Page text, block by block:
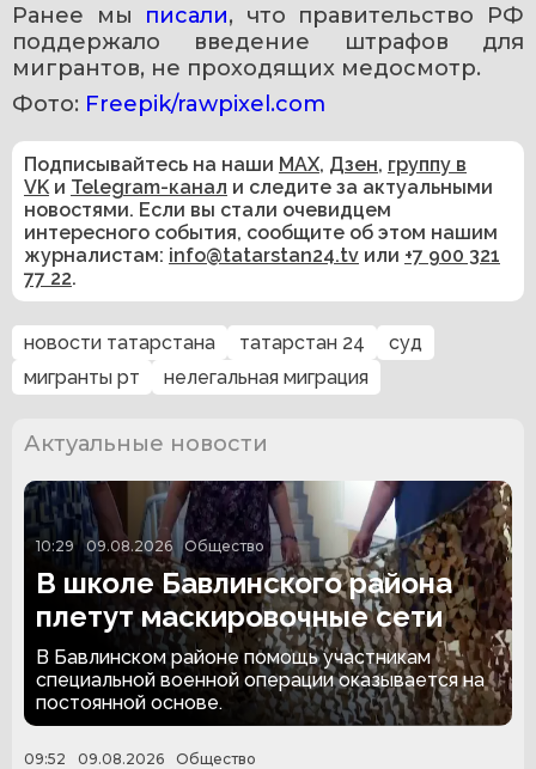
Ранее мы писали, что правительство РФ
поддержало введение штрафов для
мигрантов, не проходящих медосмотр.
Фото: Freepik/rawpixel.com
Подписывайтесь на наши MAX, Дзен, группу в
VK и Telegram-канал и следите за актуальными
новостями. Если вы стали очевидцем
интересного события, сообщите об этом нашим
журналистам: info@tatarstan24.tv или +7 900 321
77 22.
новости татарстана татарстан 24
суд
мигранты рт
нелегальная миграция
Актуальные новости
10:29 09.08.2026 Общество
В школе Бавлинского района
плетут маскировочные сети
В Бавлинском районе помощь участникам
специальной военной операции оказывается на
постоянной основе.
09:52 09.08.2026 Общество